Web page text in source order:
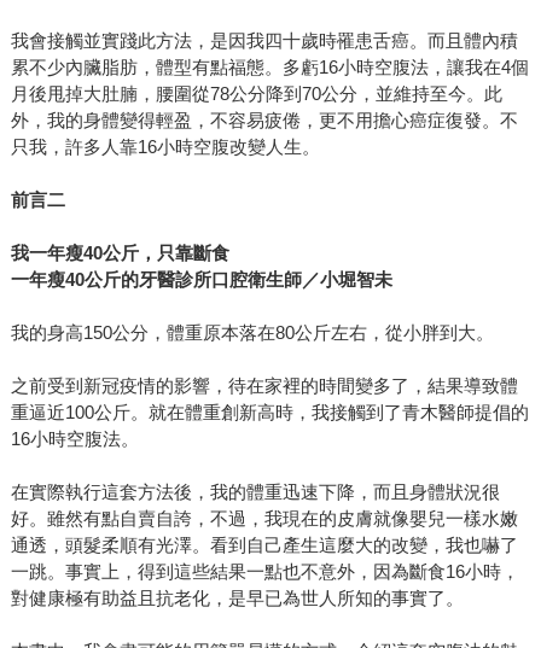
我會接觸並實踐此方法，是因我四十歲時罹患舌癌。而且體內積
累不少內臟脂肪，體型有點福態。多虧16小時空腹法，讓我在4個
月後甩掉大肚腩，腰圍從78公分降到70公分，並維持至今。此
外，我的身體變得輕盈，不容易疲倦，更不用擔心癌症復發。不
只我，許多人靠16小時空腹改變人生。
前言二
我一年瘦40公斤，只靠斷食
一年瘦40公斤的牙醫診所口腔衛生師／小堀智未
我的身高150公分，體重原本落在80公斤左右，從小胖到大。
之前受到新冠疫情的影響，待在家裡的時間變多了，結果導致體
重逼近100公斤。就在體重創新高時，我接觸到了青木醫師提倡的
16小時空腹法。
在實際執行這套方法後，我的體重迅速下降，而且身體狀況很
好。雖然有點自賣自誇，不過，我現在的皮膚就像嬰兒一樣水嫩
通透，頭髮柔順有光澤。看到自己產生這麼大的改變，我也嚇了
一跳。事實上，得到這些結果一點也不意外，因為斷食16小時，
對健康極有助益且抗老化，是早已為世人所知的事實了。